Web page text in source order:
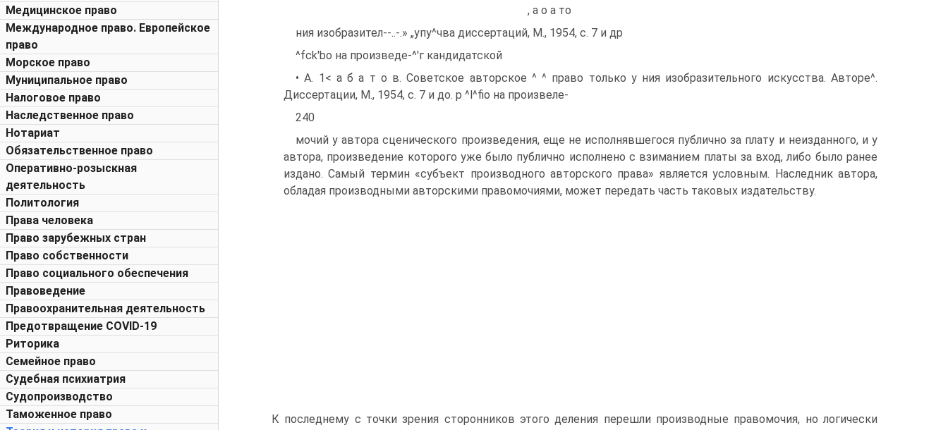
Медицинское право
Международное право. Европейское
право
Морское право
Муниципальное право
Налоговое право
Наследственное право
Нотариат
Обязательственное право
Оперативно-розыскная
деятельность
Политология
Права человека
Право зарубежных стран
Право собственности
Право социального обеспечения
Правоведение
Правоохранительная деятельность
Предотвращение COVID-19
Риторика
Семейное право
Судебная психиатрия
Судопроизводство
Таможенное право
, а о а то
ния изобразител--..-.» „упу^чва диссертаций, М., 1954, с. 7 и др
^fck'bo на произведе-^'г кандидатской
• А. 1< а б а т о в. Советское авторское ^ ^ право только у ния изобразительного искусства. Авторе^.
Диссертации, М., 1954, с. 7 и до. р ^l^fio на произвеле-
240
мочий у автора сценического произведения, еще не исполнявшегося публично за плату и неизданного, и у
автора, произведение которого уже было публично исполнено с взиманием платы за вход, либо было ранее
издано. Самый термин «субъект производного авторского права» является условным. Наследник автора,
обладая производными авторскими правомочиями, может передать часть таковых издательству.
К последнему с точки зрения сторонников этого деления перешли производные правомочия, но логически